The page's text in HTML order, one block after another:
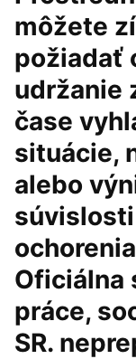
môžete
požiadať
udržanie
čase
situácie,
alebo
Oficiálna
práce,
SR.